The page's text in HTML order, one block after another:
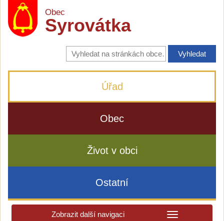
Obec
Syrovátka
Vyhledávání
na
stránkách
Úřad
Obec
Život v obci
Ostatní
Zobrazit další navigaci